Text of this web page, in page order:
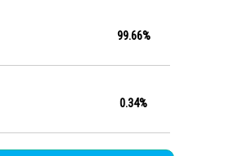
99.66%
0.34%